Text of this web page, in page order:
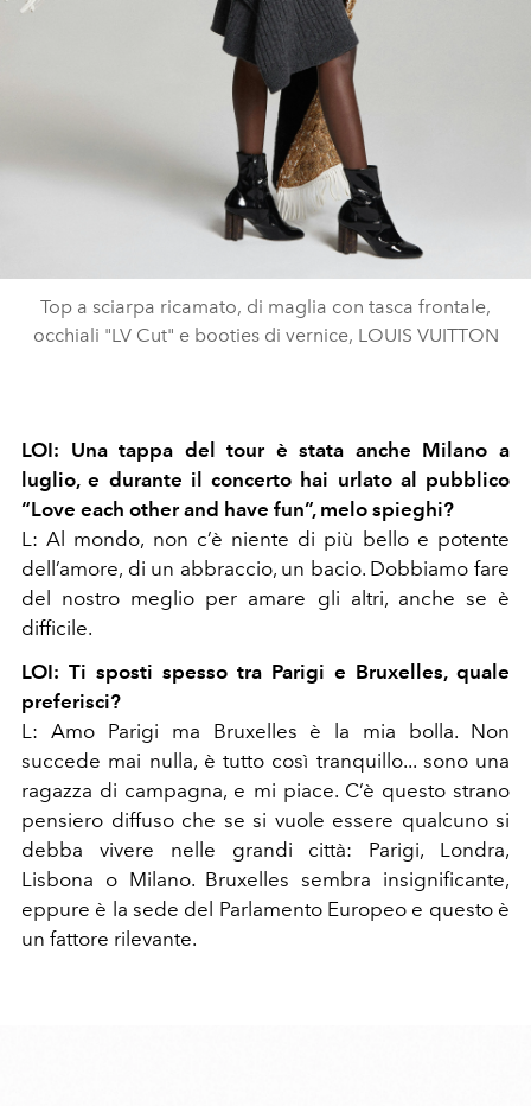
Top a sciarpa ricamato, di maglia con tasca frontale,
occhiali "LV Cut" e booties di vernice, LOUIS VUITTON
LOI: Una tappa del tour è stata anche Milano a
luglio, e durante il concerto hai urlato al pubblico
“Love each other and have fun”, melo spieghi?
L: Al mondo, non c’è niente di più bello e potente
dell’amore, di un abbraccio, un bacio. Dobbiamo fare
del nostro meglio per amare gli altri, anche se è
difficile.
LOI: Ti sposti spesso tra Parigi e Bruxelles, quale
preferisci?
L: Amo Parigi ma Bruxelles è la mia bolla. Non
succede mai nulla, è tutto così tranquillo... sono una
ragazza di campagna, e mi piace. C’è questo strano
pensiero diffuso che se si vuole essere qualcuno si
debba vivere nelle grandi città: Parigi, Londra,
Lisbona o Milano. Bruxelles sembra insignificante,
eppure è la sede del Parlamento Europeo e questo è
un fattore rilevante.